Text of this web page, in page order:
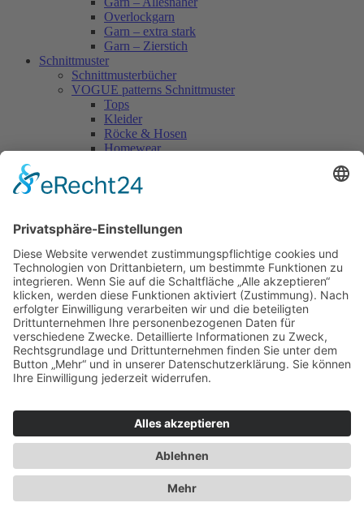
Overlockgarn
Garn – extra stark
Garn – Zierstich
Schnittmuster
Schnittmusterbücher
VOGUE patterns Schnittmuster
Tops
Kleider
Röcke & Hosen
Homewear
Vogue Vintage
Herren
Accessoires
Einzelschnittmuster Burda
Tops
Kleider
Röcke & Hosen
Homewear
Jacken & Mäntel
Curvy
Herren
Kids
Burda Fantasy
Accessoires & Deko
SALE
Suchen
Suchen
Bitte mindestens 5 Buschstaben oder Zahlen eingeben!